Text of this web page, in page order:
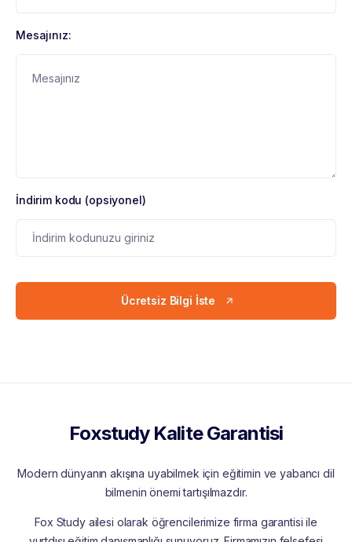
Mesajınız:
İndirim kodu (opsiyonel)
Ücretsiz Bilgi İste
Foxstudy Kalite Garantisi
Modern dünyanın akışına uyabilmek için eğitimin ve yabancı dil
bilmenin önemi tartışılmazdır.
Fox Study ailesi olarak öğrencilerimize firma garantisi ile